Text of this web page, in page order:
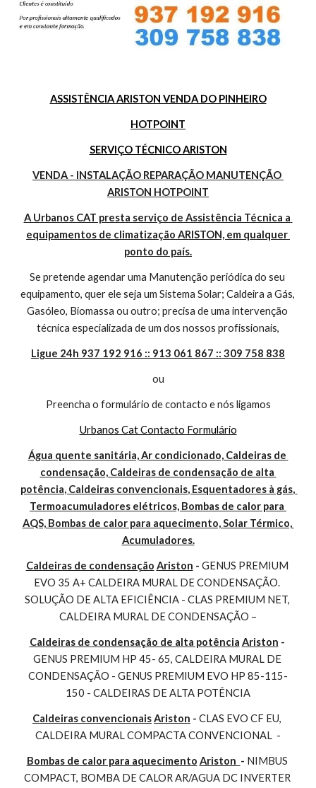
ASSISTÊNCIA ARISTON VENDA DO PINHEIRO
HOTPOINT
SERVIÇO TÉCNICO ARISTON
VENDA - INSTALAÇÃO REPARAÇÃO MANUTENÇÃO
ARISTON HOTPOINT
A Urbanos CAT presta serviço de Assistência Técnica a
equipamentos de climatização ARISTON, em qualquer
ponto do país.
Se pretende agendar uma Manutenção periódica do seu
equipamento, quer ele seja um Sistema Solar; Caldeira a Gás,
Gasóleo, Biomassa ou outro; precisa de uma intervenção
técnica especializada de um dos nossos profissionais,
Ligue 24h 937 192 916 :: 913 061 867 :: 309 758 838
ou
Preencha o formulário de contacto e nós ligamos
Urbanos Cat Contacto Formulário
Água quente sanitária, Ar condicionado, Caldeiras de
condensação, Caldeiras de condensação de alta
potência, Caldeiras convencionais, Esquentadores à gás,
Termoacumuladores elétricos, Bombas de calor para
AQS, Bombas de calor para aquecimento, Solar Térmico,
Acumuladores.
Caldeiras de condensação Ariston - GENUS PREMIUM
EVO 35 A+ CALDEIRA MURAL DE CONDENSAÇÃO.
SOLUÇÃO DE ALTA EFICIÊNCIA - CLAS PREMIUM NET,
CALDEIRA MURAL DE CONDENSAÇÃO –
Caldeiras de condensação de alta potência Ariston
GENUS PREMIUM HP 45- 65, CALDEIRA MURAL DE
CONDENSAÇÃO - GENUS PREMIUM EVO HP 85-115-
150 - CALDEIRAS DE ALTA POTÊNCIA
Caldeiras convencionaisAriston - CLAS EVO CF EU,
CALDEIRA MURAL COMPACTA CONVENCIONAL  -
Bombas de calor para aquecimento Ariston - NIMBUS
COMPACT, BOMBA DE CALOR AR/AGUA DC INVERTER